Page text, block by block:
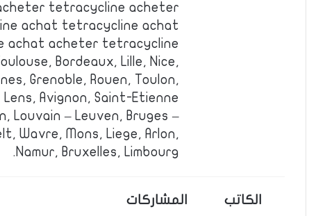
tetracycline acheter
achat tetracycline achat
achat acheter tetracycline
Bordeaux, Lille, Nice,
Grenoble, Rouen, Toulon,
Avignon, Saint-Etienne.
Louvain – Leuven, Bruges –
Wavre, Mons, Liege, Arlon,
Namur, Bruxelles, Limbourg.
الكاتب المشاركات